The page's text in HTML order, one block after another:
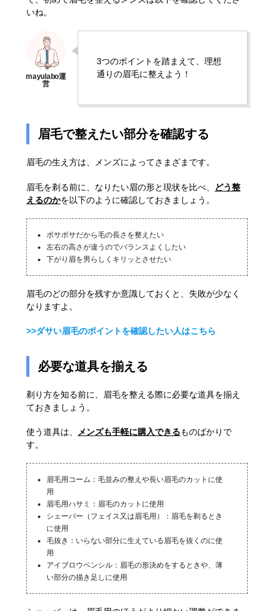
いね。
3つのポイントを踏まえて、理想
通りの眉毛に整えよう！
眉毛で整えたい部分を確認する
眉毛の生え方は、メンズによってさまざまです。
眉毛を剃る前に、なりたい眉の形と現状を比べ、
どう整
えるのかを以下のように確認しておきましょう。
ボサボサだから毛の長さを整えたい
左右の高さが違うのでバランスよくしたい
下がり眉を男らしくキリッとさせたい
眉毛のどの部分を残すか意識しておくと、失敗が少なく
なりますよ。
>>ダサい眉毛のポイントを確認したい人はこちら
必要な道具を揃える
剃り方を知る前に、眉毛を整える際に必要な道具を揃え
ておきましょう。
使う道具は、 メンズも手軽に購入できるものばかりで
す。
眉毛用コーム：毛並みの整えや長い眉毛のカットに使
用
眉毛用ハサミ：眉毛のカットに使用
シェーバー（フェイス又は眉毛用）：眉毛を剃るとき
に使用
毛抜き：いらない部分に生えている眉毛を抜くのに使
用
アイブロウペンシル：眉毛の形決めをするときや、薄
い部分の描き足しに使用